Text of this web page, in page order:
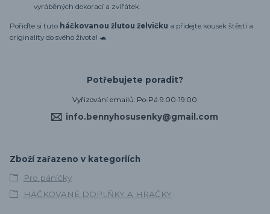
vyráběných dekorací a zvířátek.
Pořiďte si tuto háčkovanou žlutou želvičku a přidejte kousek štěstí a
originality do svého života! 🐢
Potřebujete poradit?
Vyřizování emailů: Po-Pá 9:00-19:00
info.bennyhosusenky@gmail.com
Zboží zařazeno v kategoriích
Pro páníčky
HÁČKOVANÉ DOPLŇKY A HRAČKY